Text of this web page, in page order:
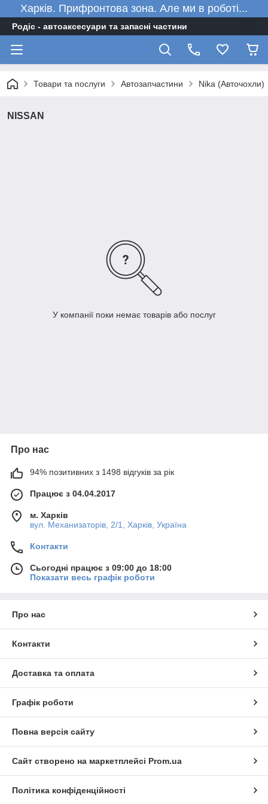
Харків. Прифронтова зона. Але ми в роботі...
Родіс - автоаксесуари та запасні частини
Товари та послуги Автозапчастини Nika (Авточохли)
NISSAN
У компанії поки немає товарів або послуг
Про нас
94% позитивних з 1498 відгуків за рік
Працює з 04.04.2017
м. Харків
вул. Механизаторів, 2/1, Харків, Україна
Контакти
Сьогодні працює з 09:00 до 18:00
Показати весь графік роботи
Про нас
Контакти
Доставка та оплата
Графік роботи
Повна версія сайту
Сайт створено на маркетплейсі Prom.ua
Політика конфіденційності